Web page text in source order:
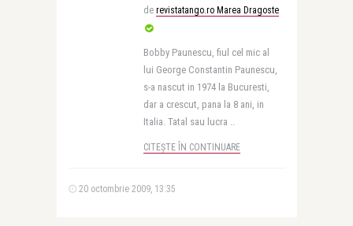
de revistatango.ro Marea Dragoste
Bobby Paunescu, fiul cel mic al
lui George Constantin Paunescu,
s-a nascut in 1974 la Bucuresti,
dar a crescut, pana la 8 ani, in
Italia. Tatal sau lucra ..
CITEȘTE ÎN CONTINUARE
20 octombrie 2009, 13:35